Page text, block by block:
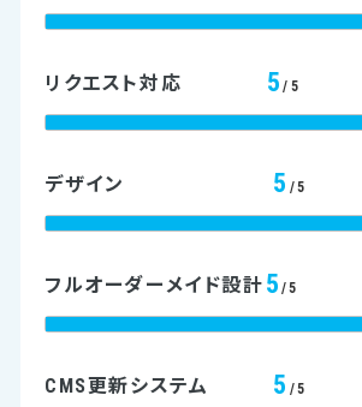
リクエスト対応 5/5
デザイン 5 /5
フルオーダーメイド設計 5 /5
CMS更新システム 5 /5